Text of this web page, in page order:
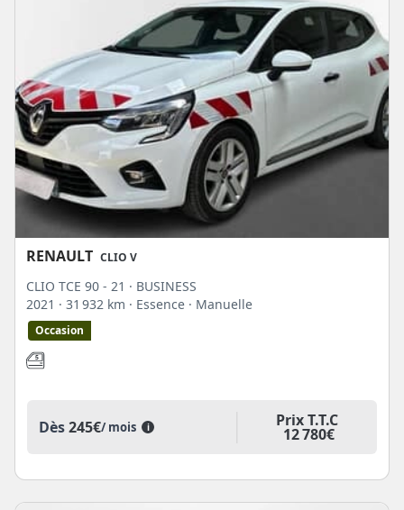
RENAULT CLIO V
CLIO TCE 90 - 21 · BUSINESS
2021 · 31 932 km · Essence · Manuelle
Occasion
Dès245€/ mois i Prix T.T.C
12 780€